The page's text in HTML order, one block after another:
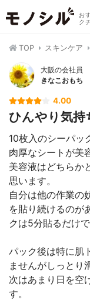
お
ク
TOP スキンケア
大阪の会社員
きなこおもち
4.00
ひんやり気持
10枚入のシーパッ
肉厚なシートが美
美容液はどちらか
思います。
自分は他の作業の
を貼り続けるのが
クは5分貼るだけ
パック後は特に肌
ませんがしっとり
次はあまり日を空
す。